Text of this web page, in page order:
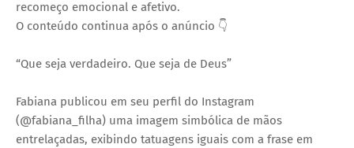
recomeço emocional e afetivo.
O conteúdo continua após o anúncio 👇
“Que seja verdadeiro. Que seja de Deus”
Fabiana publicou em seu perfil do Instagram
(@fabiana_filha) uma imagem simbólica de mãos
entrelaçadas, exibindo tatuagens iguais com a frase em